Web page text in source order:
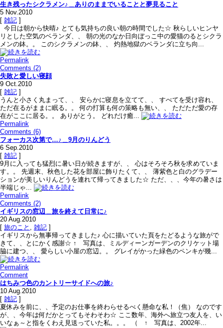
生き残ったシクラメン♪＿ありのままでいることと夢見ること
5 Nov.2010
[ 雑記 ]
今日は朝から快晴♪ とても気持ちの良い朝の時間でした☆ 秋らしいヒンヤ
リとした空気のベランダ、、 朝の光のなか日向ぼっこ中の愛猫のるとシクラ
メンの鉢。。 このシクラメンの鉢、、 灼熱地獄のベランダに立ち向...
Permalink
Comments (2)
失敗と愛しい寝顔
9 Oct.2010
[ 雑記 ]
うんと小さく丸まって、、 安らかに寝息を立てて、、 すべてを受け容れ、
ただ在るがままに眠る。。 何の打算も何の策略も無い、、 ただただ愛の存
在がここに居る。。 ありがとう。 どれだけ癒...
Permalink
Comments (6)
フォーカス次第で…♪＿9月のりんどう
6 Sep.2010
[ 雑記 ]
9月に入っても猛烈に暑い日が続きますが、、 心はそろそろ秋を求めていま
す。。 先週末、秋色した花を部屋に飾りたくて、、 薄紫色と白のグラデー
ションが美しいりんどうを連れて帰ってきました☆ ただ、、、今年の暑さは
半端じゃ...
Permalink
Comments (2)
イギリスの窓辺＿旅を終えて日常に♪
20 Aug.2010
[ 旅のこと , 雑記 ]
イギリスから無事帰ってきました♪ 心に描いていた頁をたどるような旅がで
きて、、とにかく感謝☆ ↑ 写真は、ミルディーンガーデンのクリケット場
脇に建つ、、 愛らしい小屋の窓辺。。 グレイがかった緑色のペンキが幾...
Permalink
Comment
はちみつ色のカントリーサイドへの旅♪
10 Aug.2010
[ 雑記 ]
夏休みを前に、、予定のお仕事を終わらせるべく懸命な私！（焦） なのです
が、、今年は何だかとってもそわそわ☆ ここ数年、海外へ旅立つ友人を、い
いなぁ～と指をくわえ見送っていた私。。。 （ ↑ 写真は、2002年...